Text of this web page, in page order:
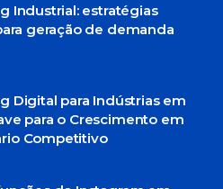
Industrial: estratégias
geração de demanda
Digital para Indústrias em
para o Crescimento em
Competitivo